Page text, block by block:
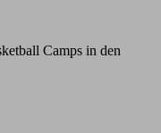
Camps in den